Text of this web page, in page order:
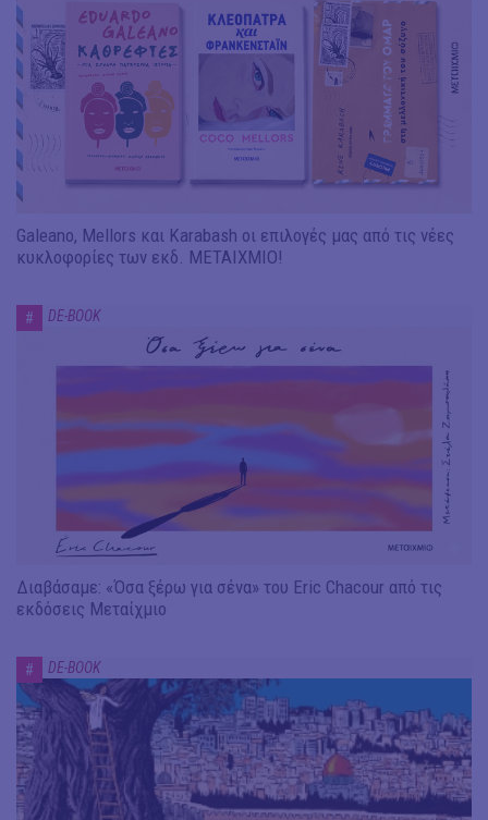
Galeano, Mellors και Karabash οι επιλογές μας από τις νέες
κυκλοφορίες των εκδ. ΜΕΤΑΙΧΜΙΟ!
# DE-BOOK
Διαβάσαμε: «Όσα ξέρω για σένα» του Eric Chacour από τις
εκδόσεις Μεταίχμιο
# DE-BOOK